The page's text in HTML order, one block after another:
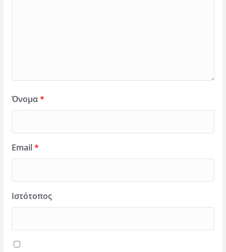
Όνομα*
Email*
Ιστότοπος